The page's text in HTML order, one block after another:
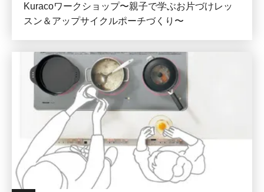
Kuracoワークショップ〜親子で学ぶお片づけレッ
スン＆アップサイクルポーチづくり〜